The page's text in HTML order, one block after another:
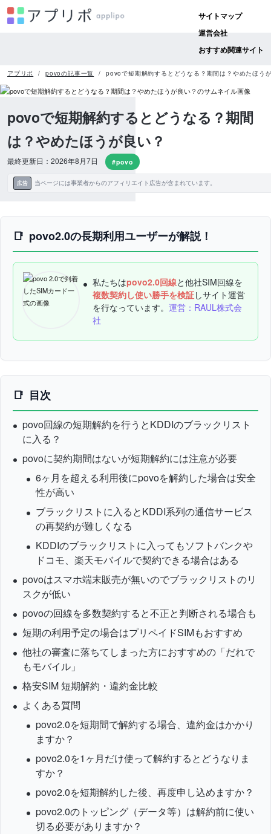
サイトマップ
運営会社
おすすめ関連サイト
アプリポ povoの記事一覧 povoで短期解約するとどうなる？期間は？やめたほう
povoで短期解約するとどうなる？期間
は？やめたほうが良い？
最終更新日：2026年8月7日 #povo
広告 当ページには事業者からのアフィリエイト広告が含まれています。
povo2.0の長期利用ユーザーが解説！
私たちはpovo2.0回線と他社SIM回線を
複数契約し使い勝手を検証しサイト運営
を行なっています。 運営：RAUL株式会
社
目次
povo回線の短期解約を行うとKDDIのブラックリスト
に入る？
povoに契約期間はないが短期解約には注意が必要
6ヶ月を超える利用後にpovoを解約した場合は安全
性が高い
ブラックリストに入るとKDDI系列の通信サービス
の再契約が難しくなる
KDDIのブラックリストに入ってもソフトバンクや
ドコモ、楽天モバイルで契約できる場合はある
povoはスマホ端末販売が無いのでブラックリストのリ
スクが低い
povoの回線を多数契約すると不正と判断される場合も
短期の利用予定の場合はプリペイドSIMもおすすめ
他社の審査に落ちてしまった方におすすめの「だれで
もモバイル」
格安SIM 短期解約・違約金比較
よくある質問
povo2.0を短期間で解約する場合、違約金はかかり
ますか？
povo2.0を1ヶ月だけ使って解約するとどうなりま
すか？
povo2.0を短期解約した後、再度申し込めますか？
povo2.0のトッピング（データ等）は解約前に使い
切る必要がありますか？